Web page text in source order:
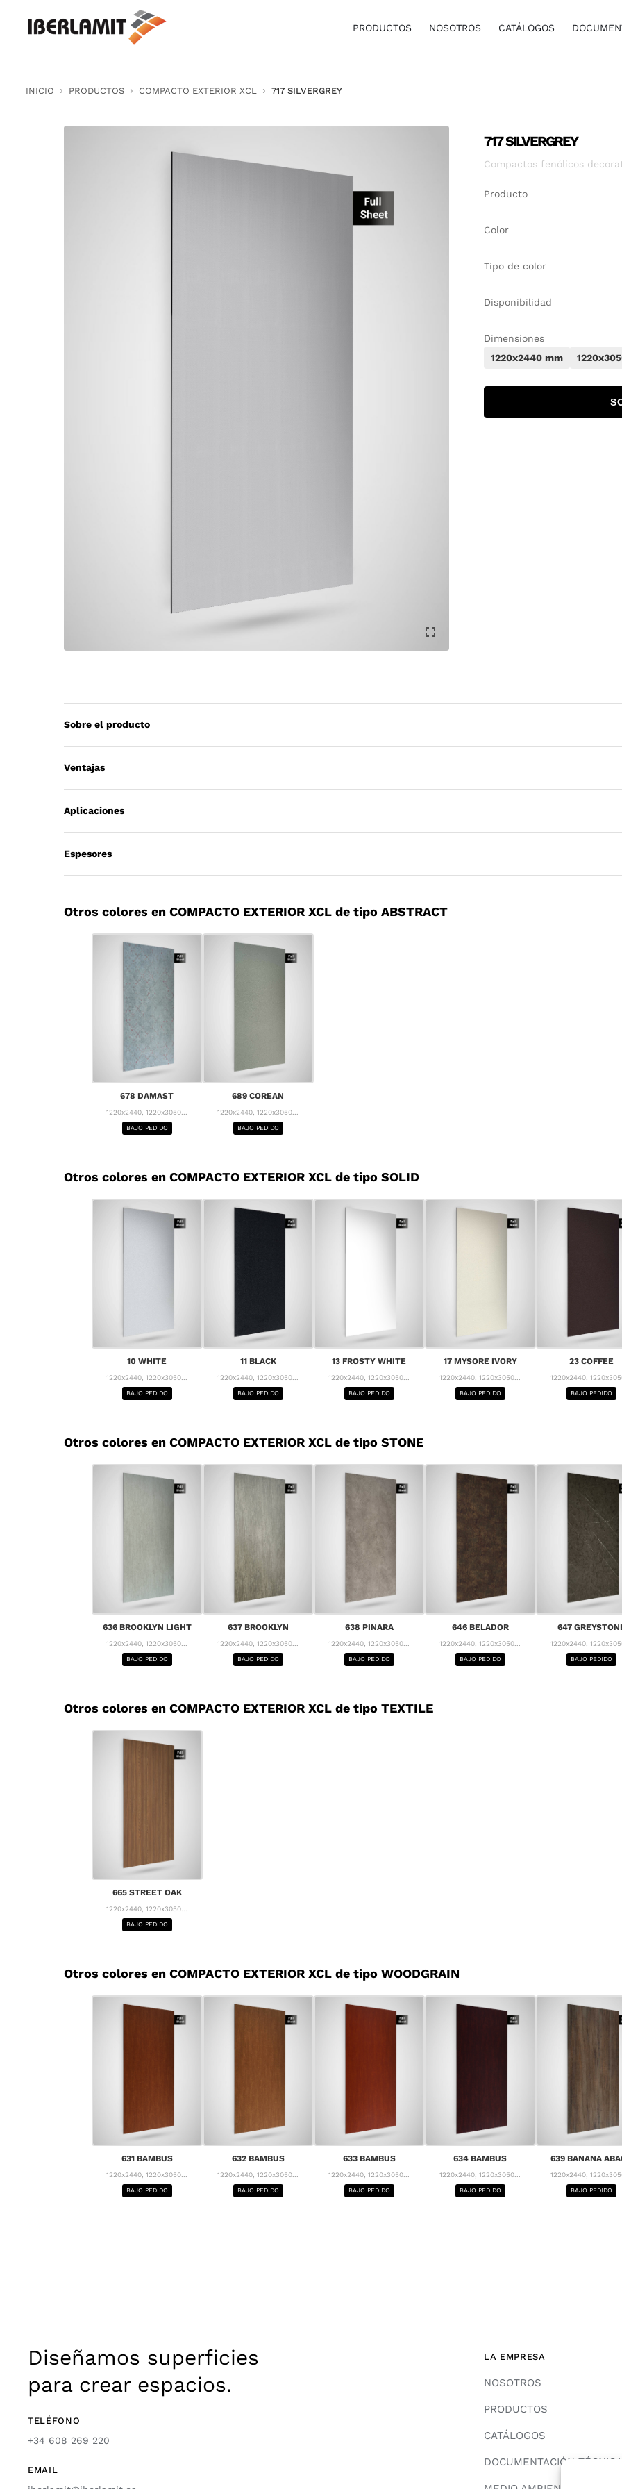
PRODUCTOS NOSOTROS CATÁLOGOS
INICIO PRODUCTOS COMPACTO EXTERIOR XCL 717 SILVERGREY
717 SILVERGREY
Compactos fenólicos
Producto
Color
Tipo de color
Disponibilidad
Dimensiones
1220x2440 mm
Sobre el producto
Ventajas
Aplicaciones
Espesores
Otros colores en COMPACTO EXTERIOR XCL de tipo ABSTRACT
678 DAMAST
1220x2440, 1220x3050...
BAJO PEDIDO
689 COREAN
1220x2440, 1220x3050...
BAJO PEDIDO
Otros colores en COMPACTO EXTERIOR XCL de tipo SOLID
10 WHITE
1220x2440, 1220x3050...
BAJO PEDIDO
11 BLACK
1220x2440, 1220x3050...
BAJO PEDIDO
13 FROSTY WHITE
1220x2440, 1220x3050...
BAJO PEDIDO
17 MYSORE IVORY
1220x2440, 1220x3050...
BAJO PEDIDO
23 COFFEE
1220x2440,
BAJO PEDIDO
Otros colores en COMPACTO EXTERIOR XCL de tipo STONE
636 BROOKLYN LIGHT
1220x2440, 1220x3050...
BAJO PEDIDO
637 BROOKLYN
1220x2440, 1220x3050...
BAJO PEDIDO
638 PINARA
1220x2440, 1220x3050...
BAJO PEDIDO
646 BELADOR
1220x2440, 1220x3050...
BAJO PEDIDO
647
1220x2440,
BAJO PEDIDO
Otros colores en COMPACTO EXTERIOR XCL de tipo TEXTILE
665 STREET OAK
1220x2440, 1220x3050...
BAJO PEDIDO
Otros colores en COMPACTO EXTERIOR XCL de tipo WOODGRAIN
631 BAMBUS
1220x2440, 1220x3050...
BAJO PEDIDO
632 BAMBUS
1220x2440, 1220x3050...
BAJO PEDIDO
633 BAMBUS
1220x2440, 1220x3050...
BAJO PEDIDO
634 BAMBUS
1220x2440, 1220x3050...
BAJO PEDIDO
639 BANANA
1220x2440,
BAJO PEDIDO
Diseñamos superficies
para crear espacios.
TELÉFONO
+34 608 269 220
EMAIL
LA EMPRESA
NOSOTROS
PRODUCTOS
CATÁLOGOS
DOCUMENTACIÓN TÉCNICA